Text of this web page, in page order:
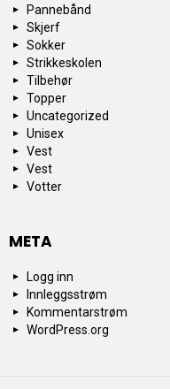
Pannebånd
Skjerf
Sokker
Strikkeskolen
Tilbehør
Topper
Uncategorized
Unisex
Vest
Vest
Votter
META
Logg inn
Innleggsstrøm
Kommentarstrøm
WordPress.org